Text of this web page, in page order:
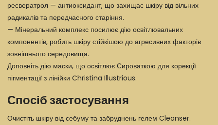
ресвератрол — антиоксидант, що захищає шкіру від вільних
радикалів та передчасного старіння.
— Мінеральний комплекс посилює дію освітлювальних
компонентів, робить шкіру стійкішою до агресивних факторів
зовнішнього середовища.
Доповніть дію маски, що освітлює Сироваткою для корекції
пігментації з лінійки Christina Illustrious.
Спосіб застосування
Очистіть шкіру від себуму та забруднень гелем Cleanser.